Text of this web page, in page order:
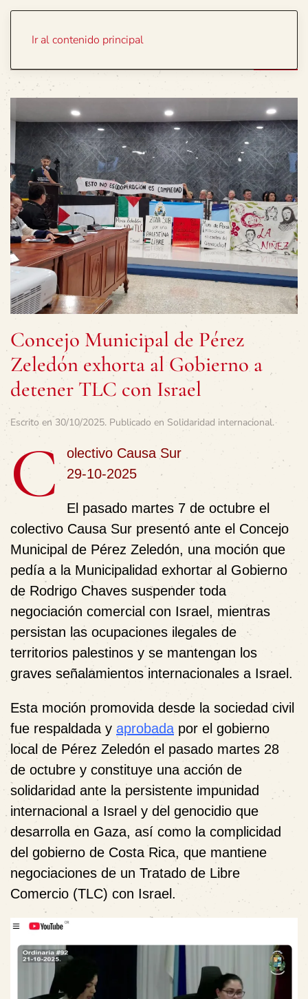
Ir al contenido principal
Concejo Municipal de Pérez
Zeledón exhorta al Gobierno a
detener TLC con Israel
Escrito en 30/10/2025. Publicado en Solidaridad internacional.
C
olectivo Causa Sur
29-10-2025
El pasado martes 7 de octubre el
colectivo Causa Sur presentó ante el Concejo
Municipal de Pérez Zeledón, una moción que
pedía a la Municipalidad exhortar al Gobierno
de Rodrigo Chaves suspender toda
negociación comercial con Israel, mientras
persistan las ocupaciones ilegales de
territorios palestinos y se mantengan los
graves señalamientos internacionales a Israel.
Esta moción promovida desde la sociedad civil
fue respaldada y aprobada por el gobierno
local de Pérez Zeledón el pasado martes 28
de octubre y constituye una acción de
solidaridad ante la persistente impunidad
internacional a Israel y del genocidio que
desarrolla en Gaza, así como la complicidad
del gobierno de Costa Rica, que mantiene
negociaciones de un Tratado de Libre
Comercio (TLC) con Israel.